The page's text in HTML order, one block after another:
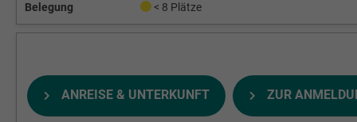
Belegung
< 8 Plätze
ANREISE & UNTERKUNFT ZUR